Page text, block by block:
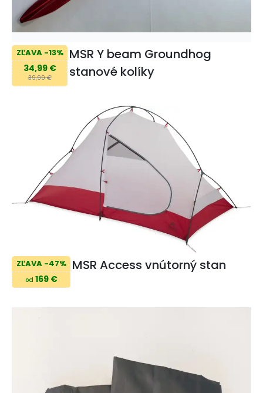
ZĽAVA -13%
34,99 €
39,99 €
MSR Y beam Groundhog
stanové kolíky
ZĽAVA -47%
od 169 €
MSR Access vnútorný stan